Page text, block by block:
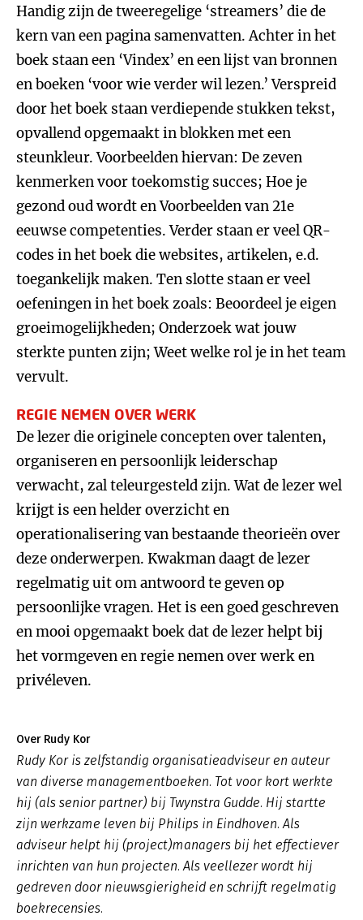
Handig zijn de tweeregelige ‘streamers’ die de
kern van een pagina samenvatten. Achter in het
boek staan een ‘Vindex’ en een lijst van bronnen
en boeken ‘voor wie verder wil lezen.’ Verspreid
door het boek staan verdiepende stukken tekst,
opvallend opgemaakt in blokken met een
steunkleur. Voorbeelden hiervan: De zeven
kenmerken voor toekomstig succes; Hoe je
gezond oud wordt en Voorbeelden van 21e
eeuwse competenties. Verder staan er veel QR-
codes in het boek die websites, artikelen, e.d.
toegankelijk maken. Ten slotte staan er veel
oefeningen in het boek zoals: Beoordeel je eigen
groeimogelijkheden; Onderzoek wat jouw
sterkte punten zijn; Weet welke rol je in het team
vervult.
REGIE NEMEN OVER WERK
De lezer die originele concepten over talenten,
organiseren en persoonlijk leiderschap
verwacht, zal teleurgesteld zijn. Wat de lezer wel
krijgt is een helder overzicht en
operationalisering van bestaande theorieën over
deze onderwerpen. Kwakman daagt de lezer
regelmatig uit om antwoord te geven op
persoonlijke vragen. Het is een goed geschreven
en mooi opgemaakt boek dat de lezer helpt bij
het vormgeven en regie nemen over werk en
privéleven.
Over Rudy Kor
Rudy Kor is zelfstandig organisatieadviseur en auteur
van diverse managementboeken. Tot voor kort werkte
hij (als senior partner) bij Twynstra Gudde. Hij startte
zijn werkzame leven bij Philips in Eindhoven. Als
adviseur helpt hij (project)managers bij het effectiever
inrichten van hun projecten. Als veellezer wordt hij
gedreven door nieuwsgierigheid en schrijft regelmatig
boekrecensies.